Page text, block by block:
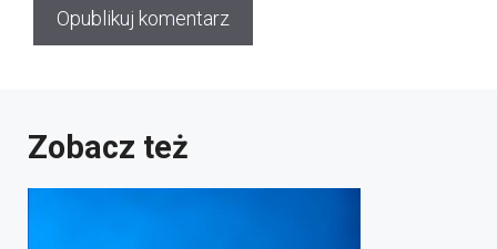
Zobacz też